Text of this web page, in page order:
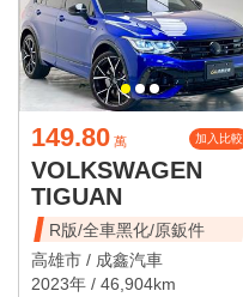
149.80 萬 加入比較
VOLKSWAGEN
TIGUAN
R版/全車黑化/原鈑件
高雄市 / 成鑫汽車
2023年 / 46,904km